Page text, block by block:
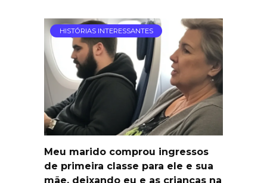
HISTÓRIAS INTERESSANTES
Meu marido comprou ingressos
de primeira classe para ele e sua
mãe, deixando eu e as crianças na